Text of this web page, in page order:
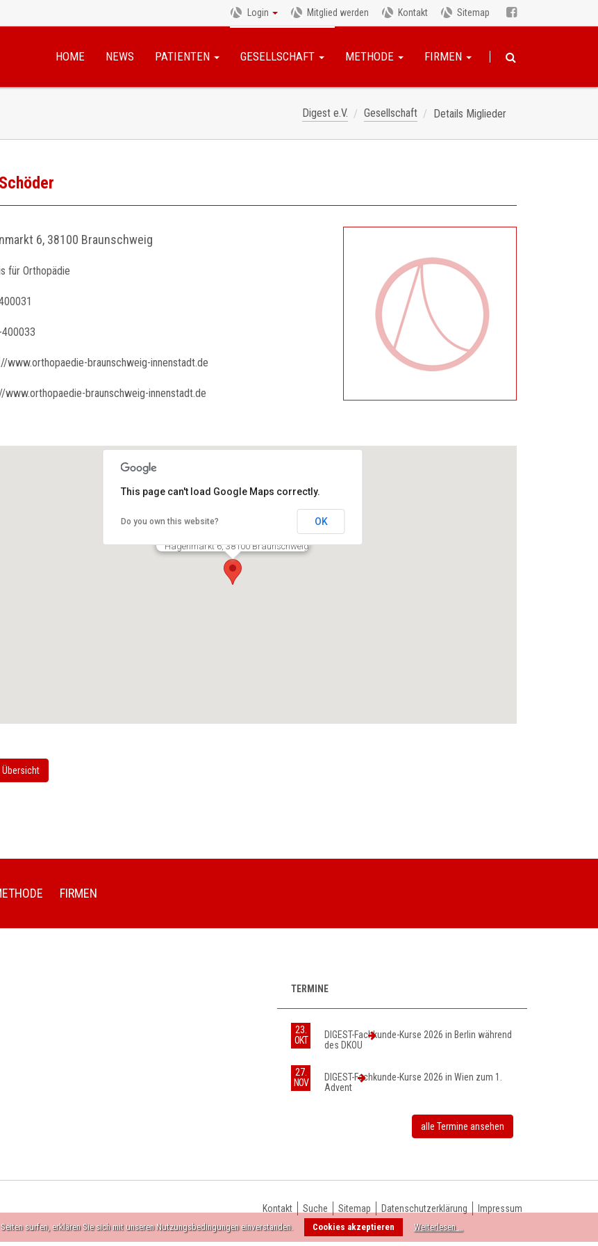
Login Mitglied werden Kontakt Sitemap
HOME NEWS PATIENTEN GESELLSCHAFT METHODE FIRMEN
Digest e.V. Gesellschaft Details Miglieder
6, 38100 Braunschweig
für Orthopädie
www.orthopaedie-braunschweig-innenstadt.de
www.orthopaedie-braunschweig-innenstadt.de
Hagenmarkt 6, 38100 Braunschweig
This page can't load Google Maps correctly.
Do you own this website? OK
Übersicht
FIRMEN
TERMINE
23.
OKT
DIGEST-Fachkunde-Kurse 2026 in Berlin während
des DKOU
27.
NOV
DIGEST-Fachkunde-Kurse 2026 in Wien zum 1.
Advent
alle Termine ansehen
Kontakt Suche Sitemap Datenschutzerklärung Impressum
surfen, erklären Sie sich mit unseren Nutzungsbedingungen einverstanden. Cookies akzeptieren Weiterlesen …